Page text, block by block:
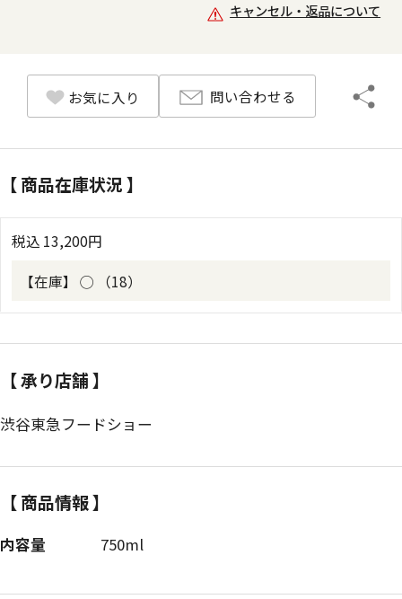
キャンセル・返品について
お気に入り 問い合わせる
【 商品在庫状況 】
税込 13,200円
【在庫】 ◯ （18）
【 承り店舗 】
渋谷東急フードショー
【 商品情報 】
内容量 750ml